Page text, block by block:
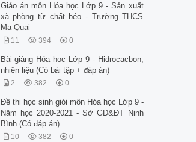
Giáo án môn Hóa học Lớp 9 - Sản xuất
xà phòng từ chất béo - Trường THCS
Ma Quai
11 394 0
Bài giảng Hóa học Lớp 9 - Hidrocacbon,
nhiên liệu (Có bài tập + đáp án)
2 382 0
Đề thi học sinh giỏi môn Hóa học Lớp 9 -
Năm học 2020-2021 - Sở GD&ĐT Ninh
Bình (Có đáp án)
10 382 0